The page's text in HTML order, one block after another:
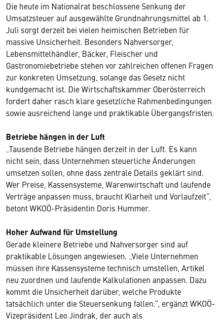
Die heute im Nationalrat beschlossene Senkung der
Umsatzsteuer auf ausgewählte Grundnahrungsmittel ab 1.
Juli sorgt derzeit bei vielen heimischen Betrieben für
massive Unsicherheit. Besonders Nahversorger,
Lebensmittelhändler, Bäcker, Fleischer und
Gastronomiebetriebe stehen vor zahlreichen offenen Fragen
zur konkreten Umsetzung, solange das Gesetz nicht
kundgemacht ist. Die Wirtschaftskammer Oberösterreich
fordert daher rasch klare gesetzliche Rahmenbedingungen
sowie ausreichend lange und praktikable Übergangsfristen.
Betriebe hängen in der Luft
„Tausende Betriebe hängen derzeit in der Luft. Es kann
nicht sein, dass Unternehmen steuerliche Änderungen
umsetzen sollen, ohne dass zentrale Details geklärt sind.
Wer Preise, Kassensysteme, Warenwirtschaft und laufende
Verträge anpassen muss, braucht Klarheit und Vorlaufzeit“,
betont WKOÖ-Präsidentin Doris Hummer.
Hoher Aufwand für Umstellung
Gerade kleinere Betriebe und Nahversorger sind auf
praktikable Lösungen angewiesen. „Viele Unternehmen
müssen ihre Kassensysteme technisch umstellen, Artikel
neu zuordnen und laufende Kalkulationen anpassen. Dazu
kommt die Unsicherheit darüber, welche Produkte
tatsächlich unter die Steuersenkung fallen.“, ergänzt WKOÖ-
Vizepräsident Leo Jindrak, der auch als